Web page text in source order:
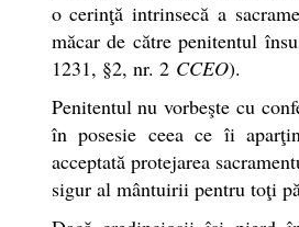
o cerinţă intrinsecă a
măcar de către penitentul
1231, §2, nr. 2 CCEO).
Penitentul nu vorbeşte cu
în posesie ceea ce îi
acceptată protejarea
sigur al mântuirii pentru toţi